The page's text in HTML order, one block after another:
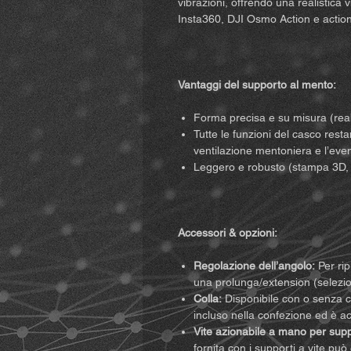
Insta360, DJI Osmo Action e
Vantaggi del supporto al mento:
Forma precisa e su misura
Tutte le funzioni del casco
ventilazione mentoniera e
Leggero e robusto (stampa
Accessori & opzioni:
Regolazione dell’angolo: Per
una prolunga/extension
Colla:Disponibile con o senza
incluso nella confezione ed è
Vite azionabile a mano per
fornita con i supporti a vite